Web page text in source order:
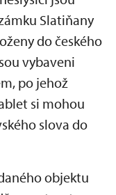
Slatiňany
do českého
vybaveni
po jehož
si mohou
slova do
objektu